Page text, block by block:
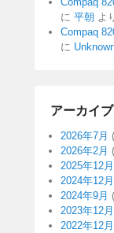
に 平朝 よ
Compaq
に
アーカイブ
2026年7月
2026年2月
2025年12月
2024年12月
2024年9月
2023年12月
2022年12月